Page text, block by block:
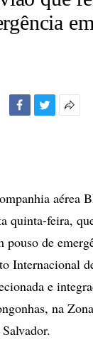
aérea
quinta-feira,
pouso de
Internacional
e
na